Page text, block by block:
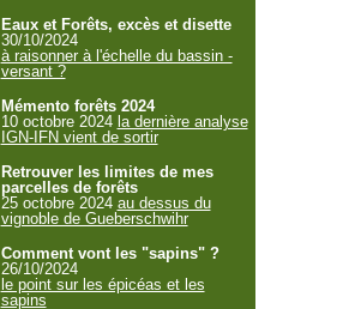
Eaux et Forêts, excès et disette
30/10/2024
à raisonner à l'échelle du bassin -
versant ?
Mémento forêts 2024
10 octobre 2024 la dernière analyse
IGN-IFN vient de sortir
Retrouver les limites de mes
parcelles de forêts
25 octobre 2024 au dessus du
vignoble de Gueberschwihr
Comment vont les "sapins" ?
26/10/2024
le point sur les épicéas et les
sapins